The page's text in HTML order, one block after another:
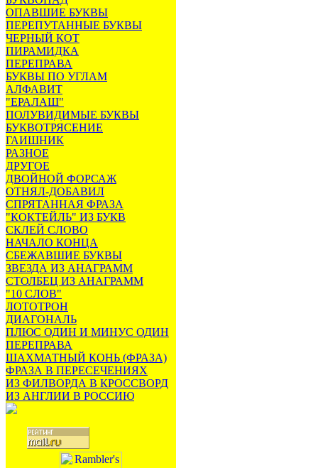
ОПАВШИЕ БУКВЫ
ПЕРЕПУТАННЫЕ БУКВЫ
ЧЕРНЫЙ КОТ
ПИРАМИДКА
ПЕРЕПРАВА
БУКВЫ ПО УГЛАМ
АЛФАВИТ
"ЕРАЛАШ"
ПОЛУВИДИМЫЕ БУКВЫ
БУКВОТРЯСЕНИЕ
ГАИШНИК
РАЗНОЕ
ДРУГОЕ
ДВОЙНОЙ ФОРСАЖ
ОТНЯЛ-ДОБАВИЛ
СПРЯТАННАЯ ФРАЗА
"КОКТЕЙЛЬ" ИЗ БУКВ
СКЛЕЙ СЛОВО
НАЧАЛО КОНЦА
СБЕЖАВШИЕ БУКВЫ
ЗВЕЗДА ИЗ АНАГРАММ
СТОЛБЕЦ ИЗ АНАГРАММ
"10 СЛОВ"
ЛОТОТРОН
ДИАГОНАЛЬ
ПЛЮС ОДИН И МИНУС ОДИН
ПЕРЕПРАВА
ШАХМАТНЫЙ КОНЬ (ФРАЗА)
ФРАЗА В ПЕРЕСЕЧЕНИЯХ
ИЗ ФИЛВОРДА В КРОССВОРД
ИЗ АНГЛИИ В РОССИЮ